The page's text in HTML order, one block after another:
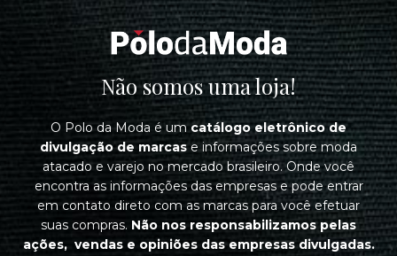
Não somos uma loja!
O Polo da Moda é umcatálogo eletrônico de
divulgação de marcase informações sobre moda
atacado e varejo no mercado brasileiro. Onde você
encontra as informações das empresas e pode entrar
em contato direto com as marcas para você efetuar
suas compras. Não nos responsabilizamos pelas
ações, vendas e opiniões das empresas divulgadas.